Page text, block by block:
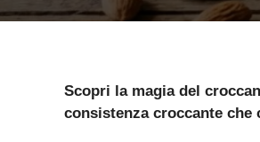
Scopri la magia del
consistenza croccante